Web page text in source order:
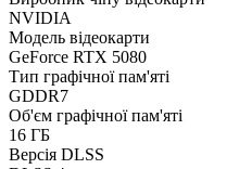
NVIDIA
Модель відеокарти
GeForce RTX 5080
Тип графічної пам'яті
GDDR7
Об'єм графічної пам'яті
16 ГБ
Версія DLSS